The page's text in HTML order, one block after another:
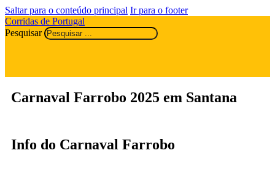
Saltar para o conteúdo principal Ir para o footer
Corridas de Portugal
Pesquisar
Carnaval Farrobo 2025 em Santana
Info do Carnaval Farrobo